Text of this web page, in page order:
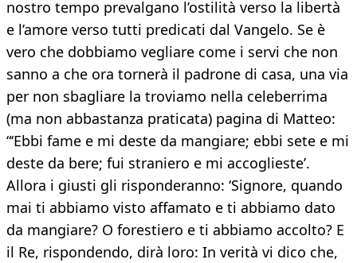
nostro tempo prevalgano l’ostilità verso la libertà
e l’amore verso tutti predicati dal Vangelo. Se è
vero che dobbiamo vegliare come i servi che non
sanno a che ora tornerà il padrone di casa, una via
per non sbagliare la troviamo nella celeberrima
(ma non abbastanza praticata) pagina di Matteo:
“‘Ebbi fame e mi deste da mangiare; ebbi sete e mi
deste da bere; fui straniero e mi accoglieste’.
Allora i giusti gli risponderanno: ‘Signore, quando
mai ti abbiamo visto affamato e ti abbiamo dato
da mangiare? O forestiero e ti abbiamo accolto? E
il Re, rispondendo, dirà loro: In verità vi dico che,